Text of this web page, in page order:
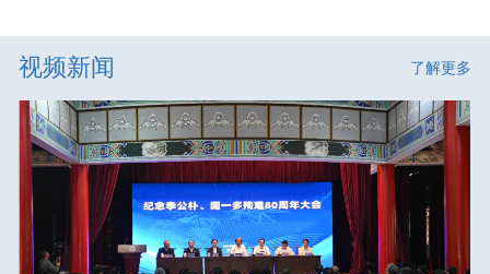
视频新闻 了解更多